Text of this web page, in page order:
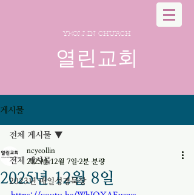
YEOLLIN CHURCH
열린교회
게시물
전체 게시물
2023년 매일성경묵상
전체 게시물
2025년 12월 8일
ncyeollin
2025년 12월 7일 2분 분량